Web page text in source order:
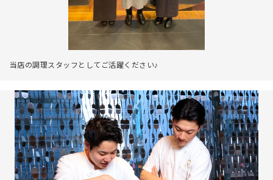
当店の調理スタッフとしてご活躍ください♪